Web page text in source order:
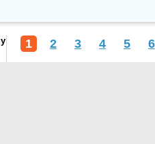
1 2 3 4 5 6